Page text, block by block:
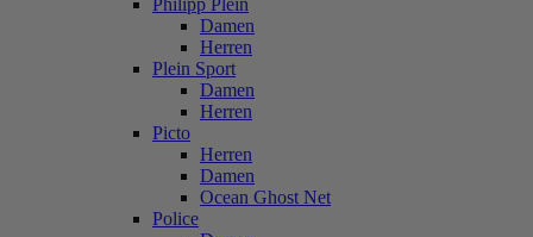
Philipp Plein
Damen
Herren
Plein Sport
Damen
Herren
Picto
Herren
Damen
Ocean Ghost Net
Police